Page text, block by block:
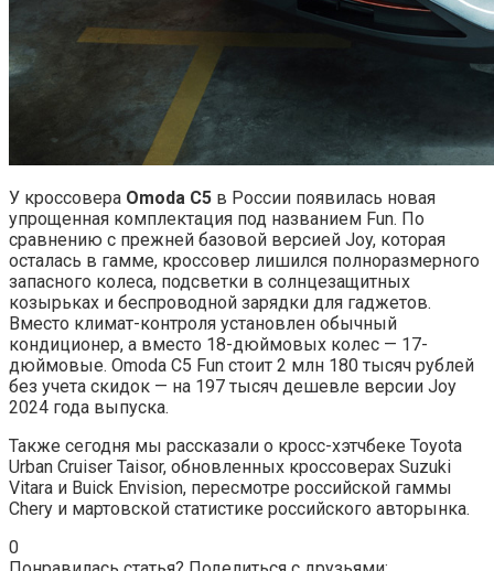
У кроссовера Omoda C5 в России появилась новая
упрощенная комплектация под названием Fun. По
сравнению с прежней базовой версией Joy, которая
осталась в гамме, кроссовер лишился полноразмерного
запасного колеса, подсветки в солнцезащитных
козырьках и беспроводной зарядки для гаджетов.
Вместо климат-контроля установлен обычный
кондиционер, а вместо 18-дюймовых колес — 17-
дюймовые. Omoda C5 Fun стоит 2 млн 180 тысяч рублей
без учета скидок — на 197 тысяч дешевле версии Joy
2024 года выпуска.
Также сегодня мы рассказали о кросс-хэтчбеке Toyota
Urban Cruiser Taisor, обновленных кроссоверах Suzuki
Vitara и Buick Envision, пересмотре российской гаммы
Chery и мартовской статистике российского авторынка.
0